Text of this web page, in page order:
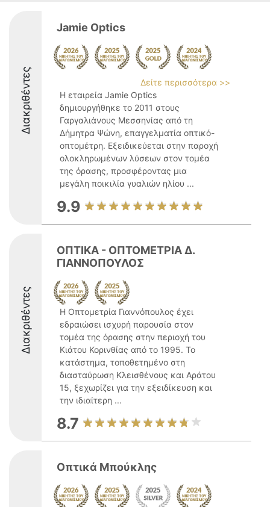
Διακριθέντες
Jamie Optics
Δείτε περισσότερα >>
Η εταιρεία Jamie Optics
δημιουργήθηκε το 2011 στους
Γαργαλιάνους Μεσσηνίας από τη
Δήμητρα Ψώνη, επαγγελματία οπτικό-
οπτομέτρη. Εξειδικεύεται στην παροχή
ολοκληρωμένων λύσεων στον τομέα
της όρασης, προσφέροντας μια
μεγάλη ποικιλία γυαλιών ηλίου ...
9.9
Διακριθέντες
ΟΠΤΙΚΑ - ΟΠΤΟΜΕΤΡΙΑ Δ.
ΓΙΑΝΝΟΠΟΥΛΟΣ
Η Οπτομετρία Γιαννόπουλος έχει
εδραιώσει ισχυρή παρουσία στον
τομέα της όρασης στην περιοχή του
Κιάτου Κορινθίας από το 1995. Το
κατάστημα, τοποθετημένο στη
διασταύρωση Κλεισθένους και Αράτου
15, ξεχωρίζει για την εξειδίκευση και
την ιδιαίτερη ...
8.7
Οπτικά Μπούκλης